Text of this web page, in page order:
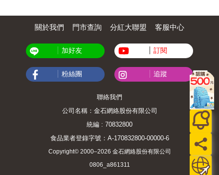
關於我們 門市查詢 分紅大聯盟 客服中心
加好友 訂閱
粉絲團 追蹤
聯絡我們
公司名稱：金石網絡股份有限公司
統編 : 70832800
食品業者登錄字號：A-170832800-00000-6
Copyright© 2000–2026 金石網絡股份有限公司
0806_a861311